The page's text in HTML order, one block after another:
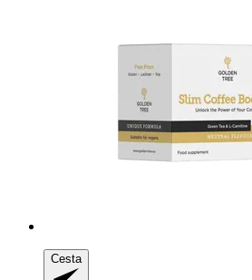
Cesta